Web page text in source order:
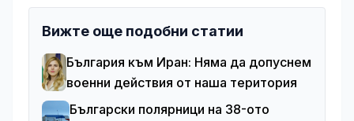
Вижте още подобни статии
България към Иран: Няма да допуснем
военни действия от наша територия
Български полярници на 38-ото